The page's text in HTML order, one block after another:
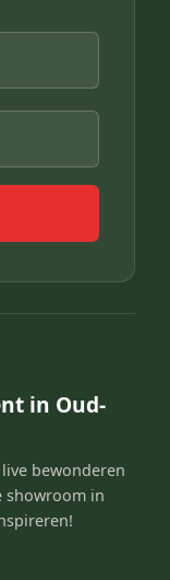
in Oud-
bewonderen
showroom in